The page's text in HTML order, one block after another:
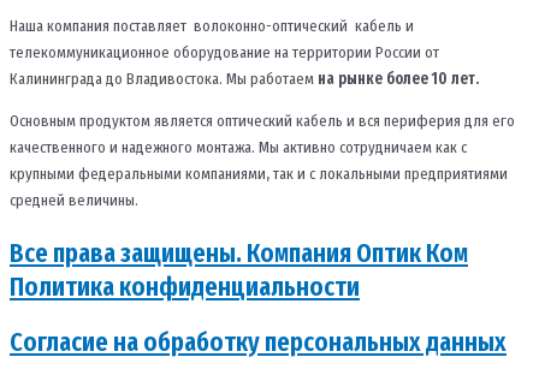
Наша компания поставляет волоконно-оптический кабель и
телекоммуникационное оборудование на территории России от
Калининграда до Владивостока. Мы работаем на рынке более 10 лет.
Основным продуктом является оптический кабель и вся периферия для его
качественного и надежного монтажа. Мы активно сотрудничаем как с
крупными федеральными компаниями, так и с локальными предприятиями
средней величины.
Все права защищены. Компания Оптик Ком
Политика конфиденциальности
Согласие на обработку персональных данных